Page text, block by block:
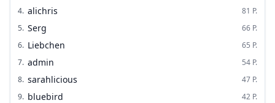
4. alichris 81 P.
5. Serg 66 P.
6. Liebchen 65 P.
7. admin 54 P.
8. sarahlicious 47 P.
9. bluebird 42 P.